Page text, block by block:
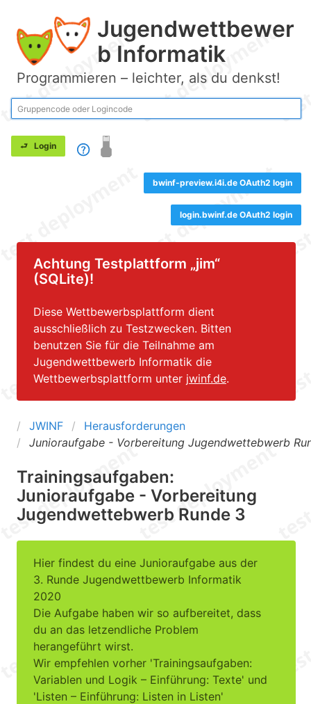
Jugendwettbewer
b Informatik
Programmieren – leichter, als du denkst!
bwinf-preview.i4i.de OAuth2 login
login.bwinf.de OAuth2 login
Achtung Testplattform „jim“
(SQLite)!
Diese Wettbewerbsplattform dient
ausschließlich zu Testzwecken. Bitten
benutzen Sie für die Teilnahme am
Jugendwettbewerb Informatik die
Wettbewerbsplattform unter jwinf.de.
JWINF
Herausforderungen
Junioraufgabe - Vorbereitung Jugendwettebwerb
Trainingsaufgaben:
Junioraufgabe - Vorbereitung
Jugendwettebwerb Runde 3
Hier findest du eine Junioraufgabe aus der
3. Runde Jugendwettbewerb Informatik
2020
Die Aufgabe haben wir so aufbereitet, dass
du an das letzendliche Problem
herangeführt wirst.
Wir empfehlen vorher 'Trainingsaufgaben:
Variablen und Logik – Einführung: Texte' und
'Listen – Einführung: Listen in Listen'